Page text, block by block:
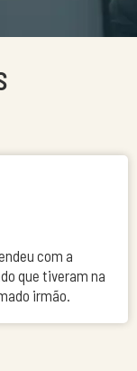
com a
que tiveram na
irmão.